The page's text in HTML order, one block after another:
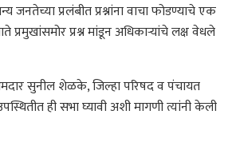
जनतेच्या प्रलंबीत प्रश्नांना वाचा फोडण्याचे एक
प्रश्न मांडून अधिकाऱ्यांचे लक्ष वेधले
सुनील शेळके, जिल्हा परिषद व पंचायत
ही सभा घ्यावी अशी मागणी त्यांनी केली